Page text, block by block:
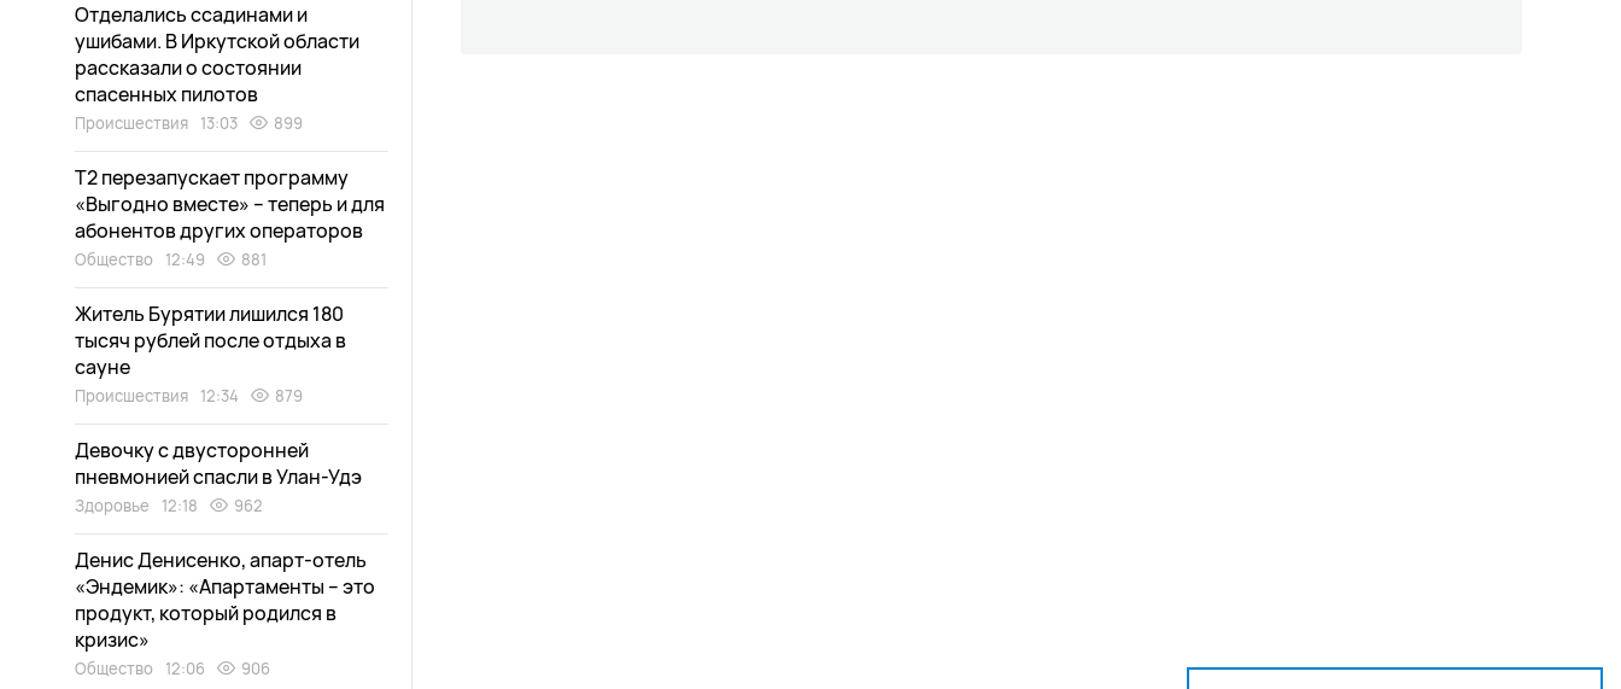
Отделались ссадинами и
ушибами. В Иркутской области
рассказали о состоянии
спасенных пилотов
Происшествия 13:03 899
Т2 перезапускает программу
«Выгодно вместе» – теперь и для
абонентов других операторов
Общество 12:49 881
Житель Бурятии лишился 180
тысяч рублей после отдыха в
сауне
Происшествия 12:34 879
Девочку с двусторонней
пневмонией спасли в Улан-Удэ
Здоровье 12:18 962
Денис Денисенко, апарт-отель
«Эндемик»: «Апартаменты – это
продукт, который родился в
кризис»
Общество 12:06 906